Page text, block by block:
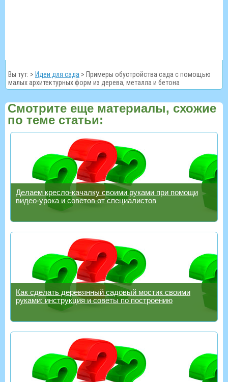
Вы тут: > Идеи для сада > Примеры обустройства сада с помощью
малых архитектурных форм из дерева, металла и бетона
Смотрите еще материалы, схожие
по теме статьи:
Делаем кресло-качалку своими руками при помощи
видео-урока и советов от специалистов
Как сделать деревянный садовый мостик своими
руками: инструкция и советы по построению